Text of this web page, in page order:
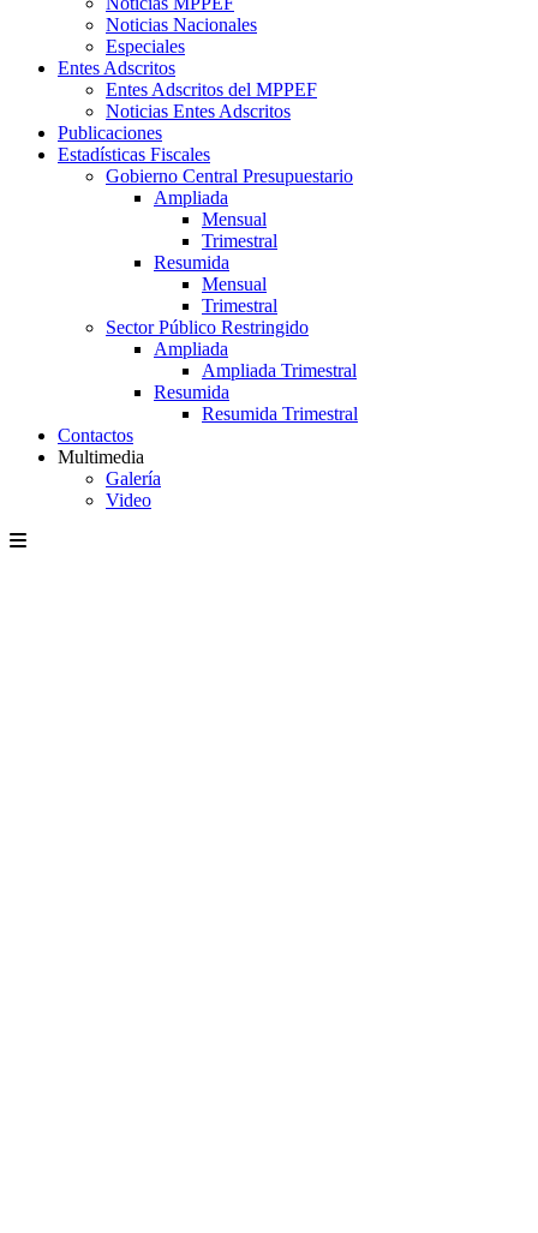
Noticias Nacionales
Especiales
Entes Adscritos
Entes Adscritos del MPPEF
Noticias Entes Adscritos
Publicaciones
Estadísticas Fiscales
Gobierno Central Presupuestario
Ampliada
Mensual
Trimestral
Resumida
Mensual
Trimestral
Sector Público Restringido
Ampliada
Ampliada Trimestral
Resumida
Resumida Trimestral
Contactos
Multimedia
Galería
Video